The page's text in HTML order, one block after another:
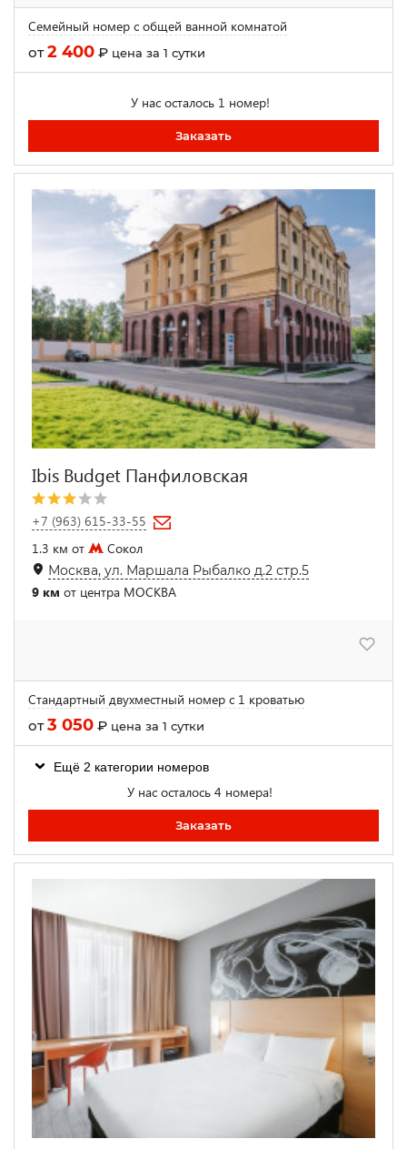
Семейный номер с общей ванной комнатой
от2 400 ₽ цена за 1 сутки
У нас осталось 1 номер!
Заказать
Ibis Budget Панфиловская
+7 (963) 615-33-55
1.3 км от
Сокол
Москва, ул. Маршала Рыбалко д.2 стр.5
9 км от центра МОСКВА
Стандартный двухместный номер с 1 кроватью
от3 050 ₽ цена за 1 сутки
Ещё 2 категории номеров
У нас осталось 4 номера!
Заказать